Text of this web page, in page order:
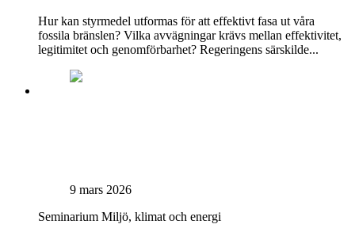
Hur kan styrmedel utformas för att effektivt fasa ut våra
fossila bränslen? Vilka avvägningar krävs mellan effektivitet,
legitimitet och genomförbarhet? Regeringens särskilde...
9 mars 2026
Seminarium Miljö, klimat och energi